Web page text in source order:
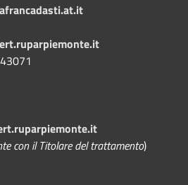
con il Titolare del trattamento)